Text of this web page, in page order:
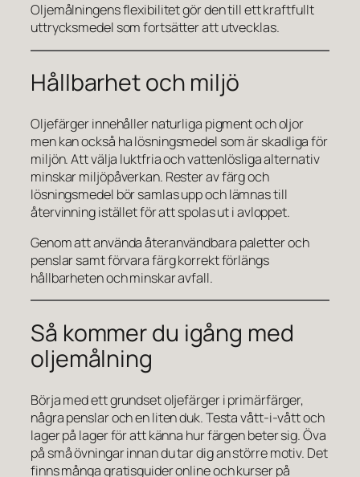
Oljemålningens flexibilitet gör den till ett kraftfullt
uttrycksmedel som fortsätter att utvecklas.
Hållbarhet och miljö
Oljefärger innehåller naturliga pigment och oljor
men kan också ha lösningsmedel som är skadliga för
miljön. Att välja luktfria och vattenlösliga alternativ
minskar miljöpåverkan. Rester av färg och
lösningsmedel bör samlas upp och lämnas till
återvinning istället för att spolas ut i avloppet.
Genom att använda återanvändbara paletter och
penslar samt förvara färg korrekt förlängs
hållbarheten och minskar avfall.
Så kommer du igång med
oljemålning
Börja med ett grundset oljefärger i primärfärger,
några penslar och en liten duk. Testa vått-i-vått och
lager på lager för att känna hur färgen beter sig. Öva
på små övningar innan du tar dig an större motiv. Det
finns många gratisguider online och kurser på